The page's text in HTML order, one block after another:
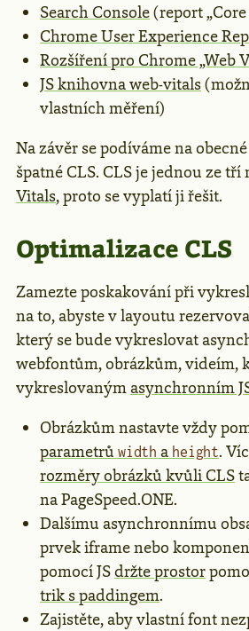
Search Console(report
Chrome User Experience
Rozšíření pro Chrome „Web
JS knihovna web-vitals
vlastních měření)
Na závěr se podíváme na
špatné CLS. CLS je jednou ze
Vitals, proto se vyplatí ji řešit.
Optimalizace CLS
Zamezte poskakování při
na to, abyste v layoutu
který se bude vykreslovat
webfontům, obrázkům, videím,
vykreslovanýmasynchronním
Obrázkům nastavte vždy
parametrů width a height.
rozměry obrázků kvůli CLS
na PageSpeed.ONE.
Dalšímu asynchronnímu
prvek iframe nebo
pomocí JSdržte prostor
trik s paddingem.
Zajistěte, aby vlastní font